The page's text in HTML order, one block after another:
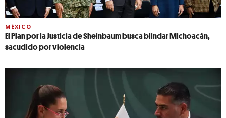
MÉXICO
El Plan por la Justicia de Sheinbaum busca blindar Michoacán,
sacudido por violencia